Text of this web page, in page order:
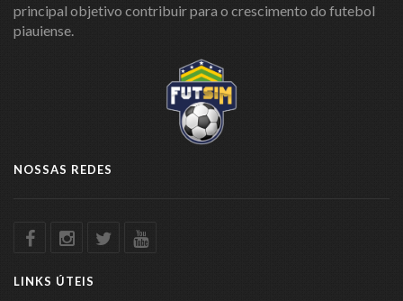
principal objetivo contribuir para o crescimento do futebol
piauiense.
NOSSAS REDES
LINKS ÚTEIS